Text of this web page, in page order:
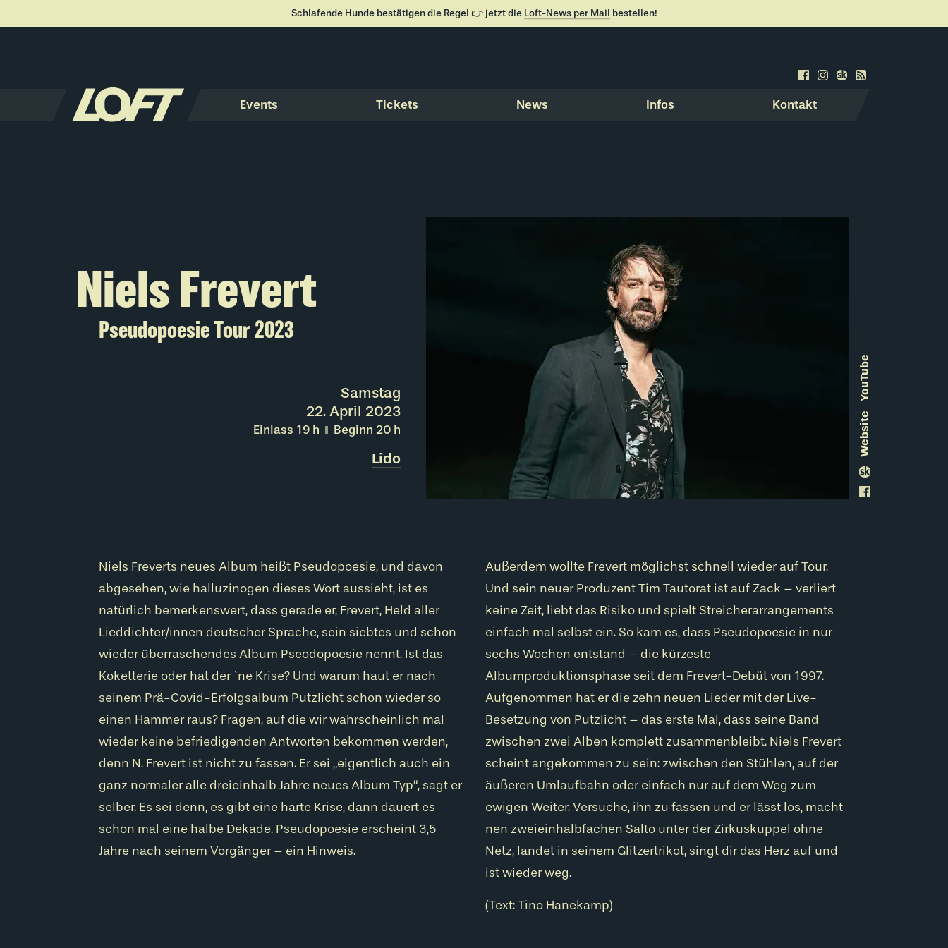
Schlafende Hunde bestätigen die Regel 👉 jetzt die Loft-News per Mail bestellen!
Events Tickets News Infos Kontakt
Niels Frevert
Pseudopoesie Tour 2023
Samstag
22. April 2023
Einlass 19 h Beginn 20 h
Lido
Web
site
YouTube
Niels Freverts neues Album heißt Pseudopoesie, und davon
abgesehen, wie halluzinogen dieses Wort aussieht, ist es
natürlich bemerkenswert, dass gerade er, Frevert, Held aller
Lieddichter/innen deutscher Sprache, sein siebtes und schon
wieder überraschendes Album Pseodopoesie nennt. Ist das
Koketterie oder hat der `ne Krise? Und warum haut er nach
seinem Prä-Covid-Erfolgsalbum Putzlicht schon wieder so
einen Hammer raus? Fragen, auf die wir wahrscheinlich mal
wieder keine befriedigenden Antworten bekommen werden,
denn N. Frevert ist nicht zu fassen. Er sei „eigentlich auch ein
ganz normaler alle dreieinhalb Jahre neues Album Typ“, sagt er
selber. Es sei denn, es gibt eine harte Krise, dann dauert es
schon mal eine halbe Dekade. Pseudopoesie erscheint 3,5
Jahre nach seinem Vorgänger – ein Hinweis.
Außerdem wollte Frevert möglichst schnell wieder auf Tour.
Und sein neuer Produzent Tim Tautorat ist auf Zack – verliert
keine Zeit, liebt das Risiko und spielt Streicherarrangements
einfach mal selbst ein. So kam es, dass Pseudopoesie in nur
sechs Wochen entstand – die kürzeste
Albumproduktionsphase seit dem Frevert-Debüt von 1997.
Aufgenommen hat er die zehn neuen Lieder mit der Live-
Besetzung von Putzlicht – das erste Mal, dass seine Band
zwischen zwei Alben komplett zusammenbleibt. Niels Frevert
scheint angekommen zu sein: zwischen den Stühlen, auf der
äußeren Umlaufbahn oder einfach nur auf dem Weg zum
ewigen Weiter. Versuche, ihn zu fassen und er lässt los, macht
nen zweieinhalbfachen Salto unter der Zirkuskuppel ohne
Netz, landet in seinem Glitzertrikot, singt dir das Herz auf und
ist wieder weg.
(Text: Tino Hanekamp)